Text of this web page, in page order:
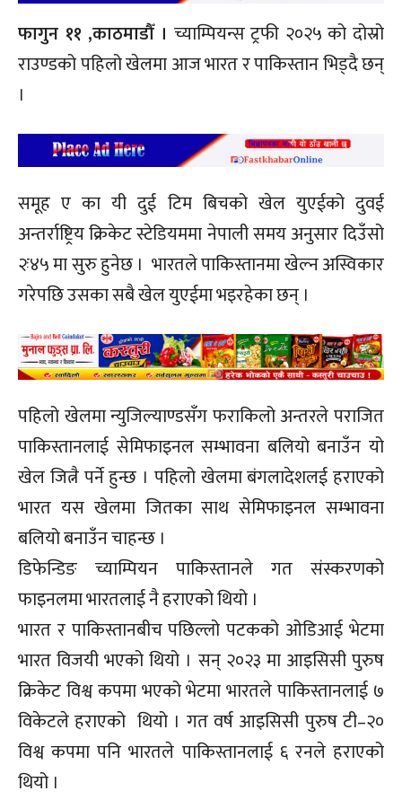
फागुन ११ ,काठमाडौँ । च्याम्पियन्स ट्रफी २०२५ को दोस्रो
राउण्डको पहिलो खेलमा आज भारत र पाकिस्तान भिड्दै छन्
।
समूह ए का यी दुई टिम बिचको खेल युएईको दुवई
अन्तर्राष्ट्रिय क्रिकेट स्टेडियममा नेपाली समय अनुसार दिउँसो
२ः४५ मा सुरु हुनेछ । भारतले पाकिस्तानमा खेल्न अस्विकार
गरेपछि उसका सबै खेल युएईमा भइरहेका छन् ।
पहिलो खेलमा न्युजिल्याण्डसँग फराकिलो अन्तरले पराजित
पाकिस्तानलाई सेमिफाइनल सम्भावना बलियो बनाउँन यो
खेल जित्नै पर्ने हुन्छ । पहिलो खेलमा बंगलादेशलई हराएको
भारत यस खेलमा जितका साथ सेमिफाइनल सम्भावना
बलियो बनाउँन चाहन्छ ।
डिफेन्डिङ च्याम्पियन पाकिस्तानले गत संस्करणको
फाइनलमा भारतलाई नै हराएको थियो ।
भारत र पाकिस्तानबीच पछिल्लो पटकको ओडिआई भेटमा
भारत विजयी भएको थियो । सन् २०२३ मा आइसिसी पुरुष
क्रिकेट विश्व कपमा भएको भेटमा भारतले पाकिस्तानलाई ७
विकेटले हराएको थियो । गत वर्ष आइसिसी पुरुष टी–२०
विश्व कपमा पनि भारतले पाकिस्तानलाई ६ रनले हराएको
थियो ।